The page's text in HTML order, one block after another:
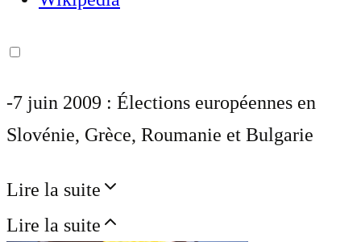
-7 juin 2009 : Élections européennes en
Slovénie, Grèce, Roumanie et Bulgarie
Lire la suite
Lire la suite